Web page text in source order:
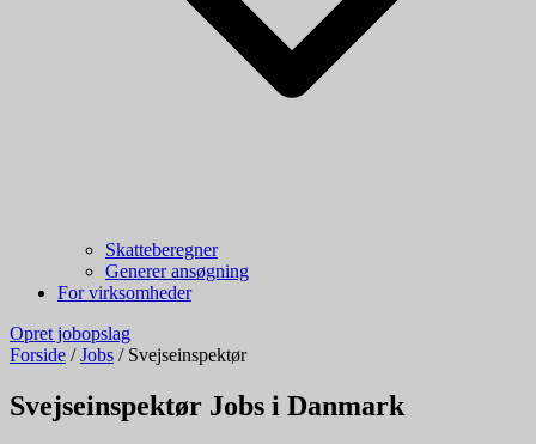
Skatteberegner
Generer ansøgning
For virksomheder
Opret jobopslag
Forside / Jobs / Svejseinspektør
Svejseinspektør Jobs i Danmark